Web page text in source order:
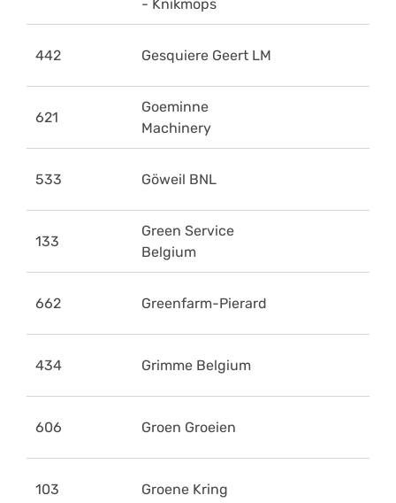
- Knikmops
442 Gesquiere Geert LM
621
Goeminne
Machinery
533 Göweil BNL
133
Green Service
Belgium
662 Greenfarm-Pierard
434 Grimme Belgium
606 Groen Groeien
103 Groene Kring